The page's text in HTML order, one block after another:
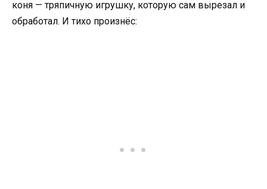
коня — тряпичную игрушку, которую сам вырезал и
обработал. И тихо произнёс: